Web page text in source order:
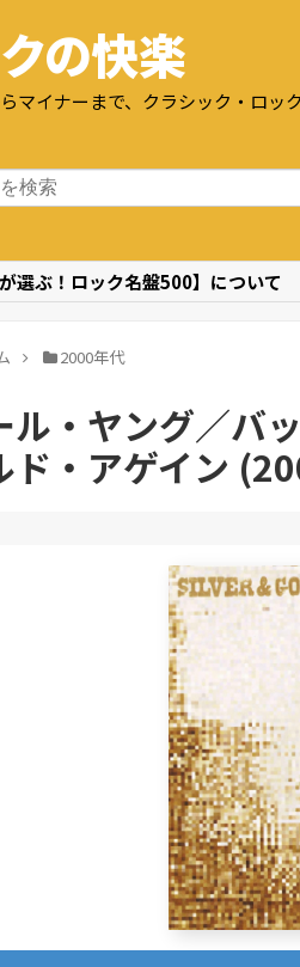
の快楽
マイナーまで、クラシック・ロ
が選ぶ！ロック名盤500】について
2000年代
ル・ヤング／バ
ド・アゲイン